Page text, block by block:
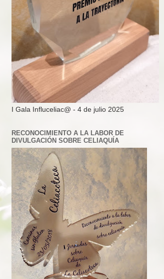
I Gala Influceliac@ - 4 de julio 2025
RECONOCIMIENTO A LA LABOR DE
DIVULGACIÓN SOBRE CELIAQUÍA